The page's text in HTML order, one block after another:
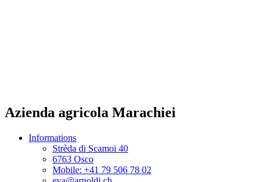
Azienda agricola Marachiei
Informations
Strèda di Scamoi 40
6763 Osco
Mobile: +41 79 506 78 02